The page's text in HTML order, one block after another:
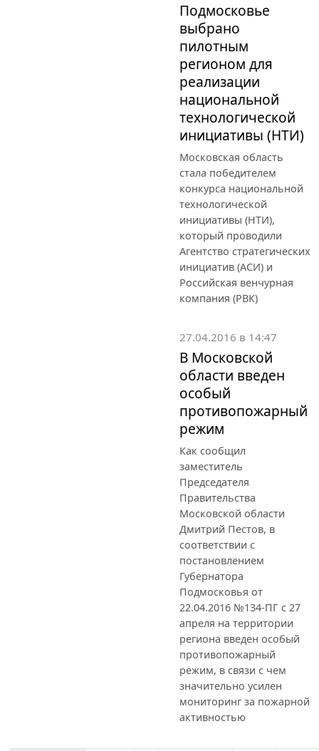
Подмосковье
выбрано
пилотным
регионом для
реализации
национальной
технологической
инициативы (НТИ)
Московская область
стала победителем
конкурса национальной
технологической
инициативы (НТИ),
который проводили
Агентство стратегических
инициатив (АСИ) и
Российская венчурная
компания (РВК)
27.04.2016 в 14:47
В Московской
области введен
особый
противопожарный
режим
Как сообщил
заместитель
Председателя
Правительства
Московской области
Дмитрий Пестов, в
соответствии с
постановлением
Губернатора
Подмосковья от
22.04.2016 №134-ПГ с 27
апреля на территории
региона введен особый
противопожарный
режим, в связи с чем
значительно усилен
мониторинг за пожарной
активностью